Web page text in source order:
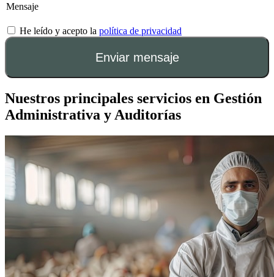
He leído y acepto la política de privacidad
Enviar mensaje
Nuestros principales servicios en Gestión
Administrativa y Auditorías